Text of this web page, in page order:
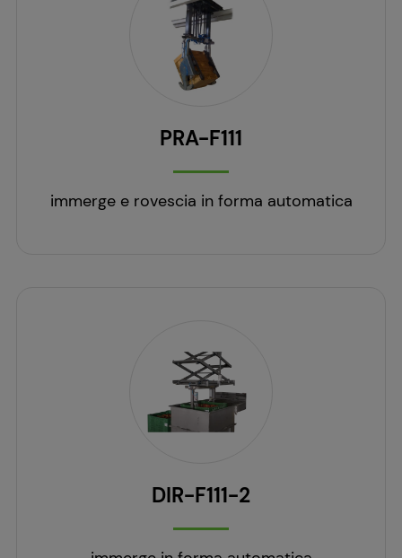
PRA-F111
immerge e rovescia in forma automatica
DIR-F111-2